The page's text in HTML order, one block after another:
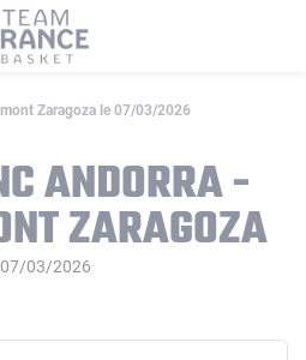
Zaragoza le 07/03/2026
ANDORRA -
ZARAGOZA
07/03/2026